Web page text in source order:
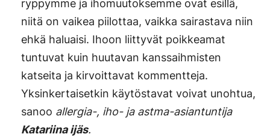
ryppymme ja ihomuutoksemme ovat esillä,
niitä on vaikea piilottaa, vaikka sairastava niin
ehkä haluaisi. Ihoon liittyvät poikkeamat
tuntuvat kuin huutavan kanssaihmisten
katseita ja kirvoittavat kommentteja.
Yksinkertaisetkin käytöstavat voivat unohtua,
sanoo allergia-, iho- ja astma-asiantuntija
Katariina ijäs.